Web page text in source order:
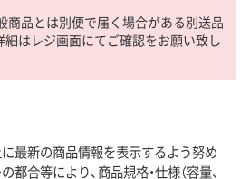
商品とは別便で届く場合がある別送品
細はレジ画面にてご確認をお願い致し
最新の商品情報を表示するよう努め
都合等により、商品規格・仕様（容量、